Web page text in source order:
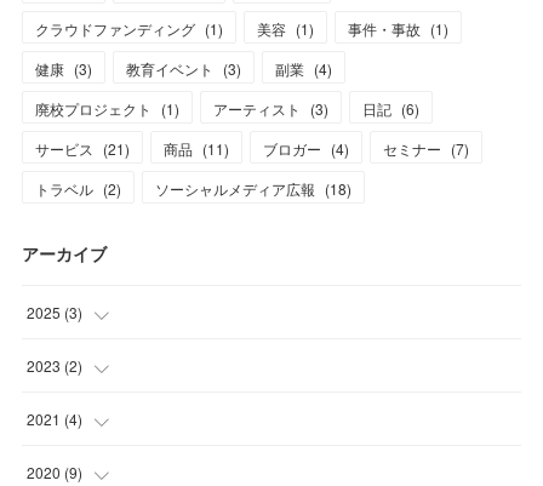
クラウドファンディング (1) 美容 (1) 事件・事故 (1)
健康 (3) 教育イベント (3) 副業 (4)
廃校プロジェクト
(1) アーティスト (3) 日記 (6)
サービス
(21) 商品 (11) ブロガー (4) セミナー (7)
トラベル (2) ソーシャルメディア広報 (18)
アーカイブ
2025 (3)
( )
2023 (2)
( )
( )
2021 (4)
( )
2020 (9)